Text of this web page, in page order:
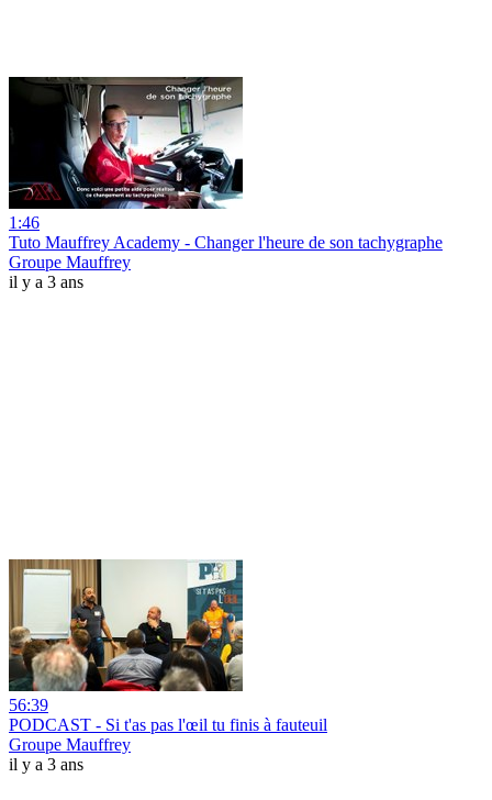
1:46
Tuto Mauffrey Academy - Changer l'heure de son tachygraphe
Groupe Mauffrey
il y a 3 ans
56:39
PODCAST - Si t'as pas l'œil tu finis à fauteuil
Groupe Mauffrey
il y a 3 ans